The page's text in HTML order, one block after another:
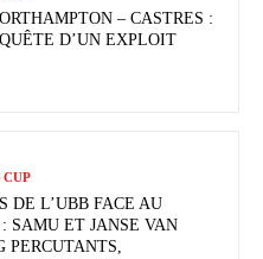
– CASTRES :
D’UN EXPLOIT
CUP
DE L’UBB FACE AU
SAMU ET JANSE VAN
PERCUTANTS,